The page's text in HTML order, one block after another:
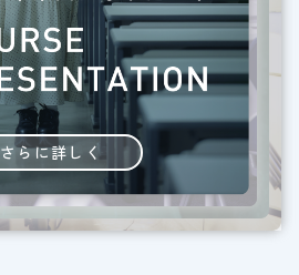
さらに詳しく